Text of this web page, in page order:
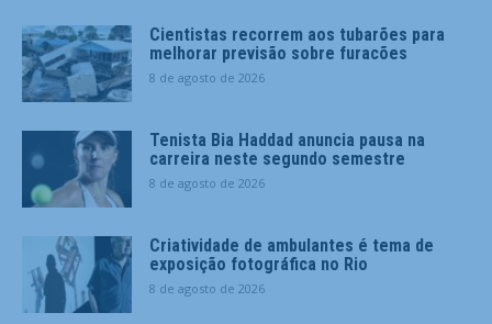
Cientistas recorrem aos tubarões para
melhorar previsão sobre furacões
8 de agosto de 2026
Tenista Bia Haddad anuncia pausa na
carreira neste segundo semestre
8 de agosto de 2026
Criatividade de ambulantes é tema de
exposição fotográfica no Rio
8 de agosto de 2026